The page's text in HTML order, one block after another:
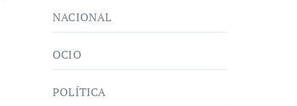
NACIONAL
OCIO
POLÍTICA